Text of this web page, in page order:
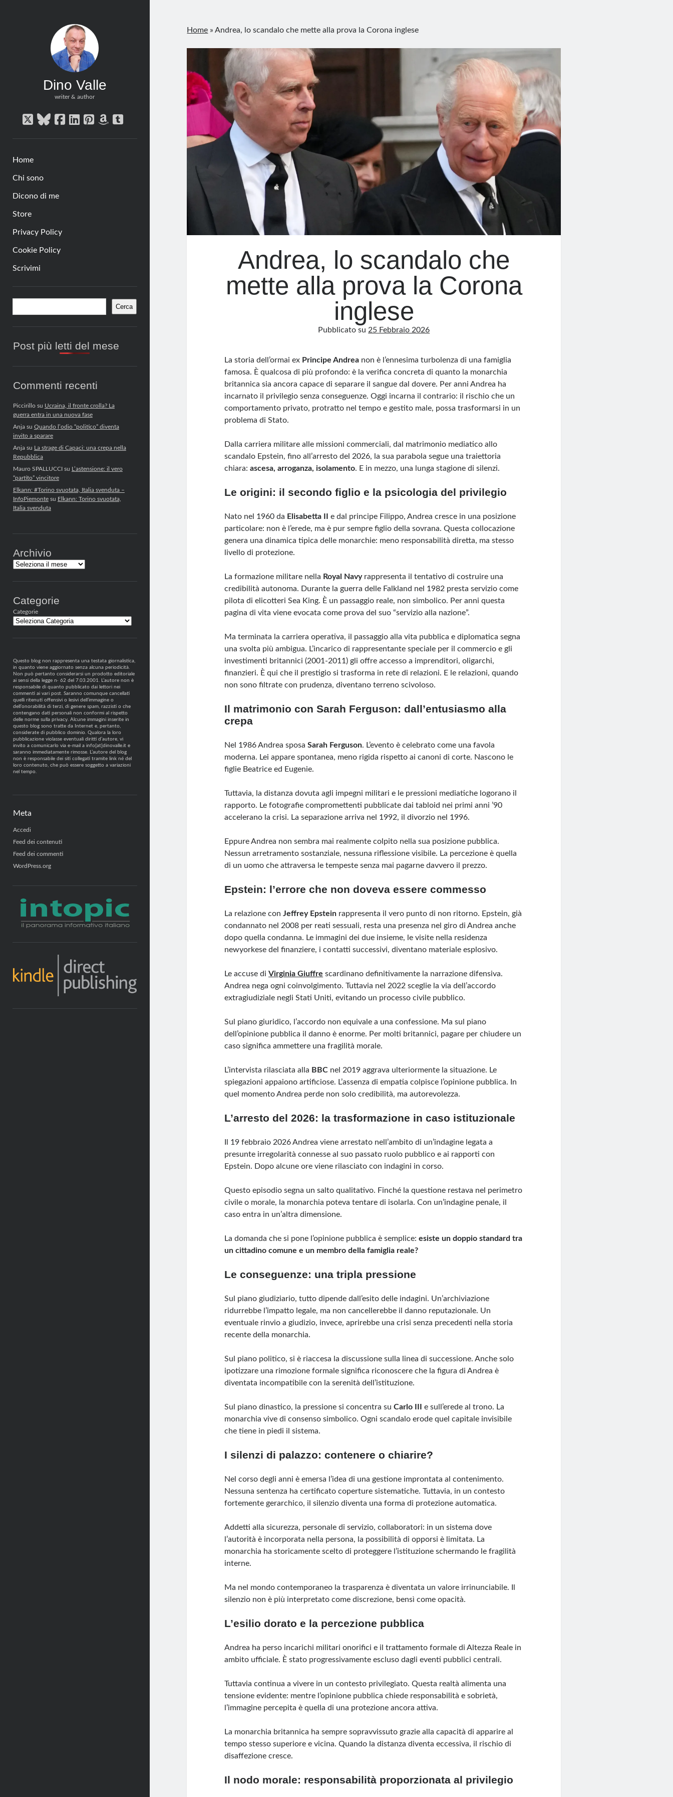
Dino Valle
writer & author
twitterbluesky
facebook
linkedin
pinterest
amazon
tumblr
Home
Chi sono
Dicono di me
Store
Privacy Policy
Cookie Policy
Scrivimi
Barra
laterale
Cerca
Post più letti del mese
Commenti recenti
Piccirillosu Ucraina, il fronte crolla? La
guerra entra in una nuova fase
Anjasu Quando l’odio “politico” diventa
invito a sparare
Anjasu La strage di Capaci: una crepa nella
Repubblica
Mauro SPALLUCCIsu L’astensione: il vero
“partito” vincitore
Elkann: #Torino svuotata, Italia svenduta –
InfoPiemontesu Elkann: Torino svuotata,
Italia svenduta
Archivio
Archivi
Categorie
Categorie
Questo blog non rappresenta una testata giornalistica,
in quanto viene aggiornato senza alcuna periodicità.
Non può pertanto considerarsi un prodotto editoriale
ai sensi della legge n· 62 del 7.03.2001. L’autore non è
responsabile di quanto pubblicato dai lettori nei
commenti ai vari post. Saranno comunque cancellati
quelli ritenuti offensivi o lesivi dell’immagine o
dell’onorabilità di terzi, di genere spam, razzisti o che
contengano dati personali non conformi al rispetto
delle norme sulla privacy. Alcune immagini inserite in
questo blog sono tratte da Internet e, pertanto,
considerate di pubblico dominio. Qualora la loro
pubblicazione violasse eventuali diritti d’autore, vi
invito a comunicarlo via e-mail a info[at]dinovalle.it e
saranno immediatamente rimosse. L’autore del blog
non è responsabile dei siti collegati tramite link né del
loro contenuto, che può essere soggetto a variazioni
nel tempo.
Meta
Accedi
Feed dei contenuti
Feed dei commenti
WordPress.org
Home »Andrea, lo scandalo che mette alla prova la Corona inglese
Andrea, lo scandalo che
mette alla prova la Corona
inglese
Pubblicato su25 Febbraio 2026
La storia dell’ormai ex Principe Andrea non è l’ennesima turbolenza di una famiglia
famosa. È qualcosa di più profondo: è la verifica concreta di quanto la monarchia
britannica sia ancora capace di separare il sangue dal dovere. Per anni Andrea ha
incarnato il privilegio senza conseguenze. Oggi incarna il contrario: il rischio che un
comportamento privato, protratto nel tempo e gestito male, possa trasformarsi in un
problema di Stato.
Dalla carriera militare alle missioni commerciali, dal matrimonio mediatico allo
scandalo Epstein, fino all’arresto del 2026, la sua parabola segue una traiettoria
chiara:ascesa, arroganza, isolamento. E in mezzo, una lunga stagione di silenzi.
Le origini: il secondo figlio e la psicologia del privilegio
Nato nel 1960 da Elisabetta II
e dal principe Filippo, Andrea cresce in una posizione
particolare: non è l’erede, ma è pur sempre figlio della sovrana. Questa collocazione
genera una dinamica tipica delle monarchie: meno responsabilità diretta, ma stesso
livello di protezione.
La formazione militare nella Royal Navyrappresenta il tentativo di costruire una
credibilità autonoma. Durante la guerra delle Falkland nel 1982 presta servizio come
pilota di elicotteri Sea King. È un passaggio reale, non simbolico. Per anni questa
pagina di vita viene evocata come prova del suo “servizio alla nazione”.
Ma terminata la carriera operativa, il passaggio alla vita pubblica e diplomatica segna
una svolta più ambigua. L’incarico di rappresentante speciale per il commercio e gli
investimenti britannici (2001-2011) gli offre accesso a imprenditori, oligarchi,
finanzieri. È qui che il prestigio si trasforma in rete di relazioni. E le relazioni, quando
non sono filtrate con prudenza, diventano terreno scivoloso.
Il matrimonio con Sarah Ferguson: dall’entusiasmo alla
crepa
Nel 1986 Andrea sposaSarah Ferguson. L’evento è celebrato come una favola
moderna. Lei appare spontanea, meno rigida rispetto ai canoni di corte. Nascono le
figlie Beatrice ed Eugenie.
Tuttavia, la distanza dovuta agli impegni militari e le pressioni mediatiche logorano il
rapporto. Le fotografie compromettenti pubblicate dai tabloid nei primi anni ’90
accelerano la crisi. La separazione arriva nel 1992, il divorzio nel 1996.
Eppure Andrea non sembra mai realmente colpito nella sua posizione pubblica.
Nessun arretramento sostanziale, nessuna riflessione visibile. La percezione è quella
di un uomo che attraversa le tempeste senza mai pagarne davvero il prezzo.
Epstein: l’errore che non doveva essere commesso
La relazione conJeffrey Epstein rappresenta il vero punto di non ritorno. Epstein, già
condannato nel 2008 per reati sessuali, resta una presenza nel giro di Andrea anche
dopo quella condanna. Le immagini dei due insieme, le visite nella residenza
newyorkese del finanziere, i contatti successivi, diventano materiale esplosivo.
Le accuse diVirginia Giuffre scardinano definitivamente la narrazione difensiva.
Andrea nega ogni coinvolgimento. Tuttavia nel 2022 sceglie la via dell’accordo
extragiudiziale negli Stati Uniti, evitando un processo civile pubblico.
Sul piano giuridico, l’accordo non equivale a una confessione. Ma sul piano
dell’opinione pubblica il danno è enorme. Per molti britannici, pagare per chiudere un
caso significa ammettere una fragilità morale.
L’intervista rilasciata alla BBC nel 2019 aggrava ulteriormente la situazione. Le
spiegazioni appaiono artificiose. L’assenza di empatia colpisce l’opinione pubblica. In
quel momento Andrea perde non solo credibilità, ma autorevolezza.
L’arresto del 2026: la trasformazione in caso istituzionale
Il 19 febbraio 2026 Andrea viene arrestato nell’ambito di un’indagine legata a
presunte irregolarità connesse al suo passato ruolo pubblico e ai rapporti con
Epstein. Dopo alcune ore viene rilasciato con indagini in corso.
Questo episodio segna un salto qualitativo. Finché la questione restava nel perimetro
civile o morale, la monarchia poteva tentare di isolarla. Con un’indagine penale, il
caso entra in un’altra dimensione.
La domanda che si pone l’opinione pubblica è semplice:esiste un doppio standard tra
un cittadino comune e un membro della famiglia reale?
Le conseguenze: una tripla pressione
Sul piano giudiziario, tutto dipende dall’esito delle indagini. Un’archiviazione
ridurrebbe l’impatto legale, ma non cancellerebbe il danno reputazionale. Un
eventuale rinvio a giudizio, invece, aprirebbe una crisi senza precedenti nella storia
recente della monarchia.
Sul piano politico, si è riaccesa la discussione sulla linea di successione. Anche solo
ipotizzare una rimozione formale significa riconoscere che la figura di Andrea è
diventata incompatibile con la serenità dell’istituzione.
Sul piano dinastico, la pressione si concentra suCarlo III
e sull’erede al trono. La
monarchia vive di consenso simbolico. Ogni scandalo erode quel capitale invisibile
che tiene in piedi il sistema.
I silenzi di palazzo: contenere o chiarire?
Nel corso degli anni è emersa l’idea di una gestione improntata al contenimento.
Nessuna sentenza ha certificato coperture sistematiche. Tuttavia, in un contesto
fortemente gerarchico, il silenzio diventa una forma di protezione automatica.
Addetti alla sicurezza, personale di servizio, collaboratori: in un sistema dove
l’autorità è incorporata nella persona, la possibilità di opporsi è limitata. La
monarchia ha storicamente scelto di proteggere l’istituzione schermando le fragilità
interne.
Ma nel mondo contemporaneo la trasparenza è diventata un valore irrinunciabile. Il
silenzio non è più interpretato come discrezione, bensì come opacità.
L’esilio dorato e la percezione pubblica
Andrea ha perso incarichi militari onorifici e il trattamento formale di Altezza Reale in
ambito ufficiale. È stato progressivamente escluso dagli eventi pubblici centrali.
Tuttavia continua a vivere in un contesto privilegiato. Questa realtà alimenta una
tensione evidente: mentre l’opinione pubblica chiede responsabilità e sobrietà,
l’immagine percepita è quella di una protezione ancora attiva.
La monarchia britannica ha sempre sopravvissuto grazie alla capacità di apparire al
tempo stesso superiore e vicina. Quando la distanza diventa eccessiva, il rischio di
disaffezione cresce.
Il nodo morale: responsabilità proporzionata al privilegio